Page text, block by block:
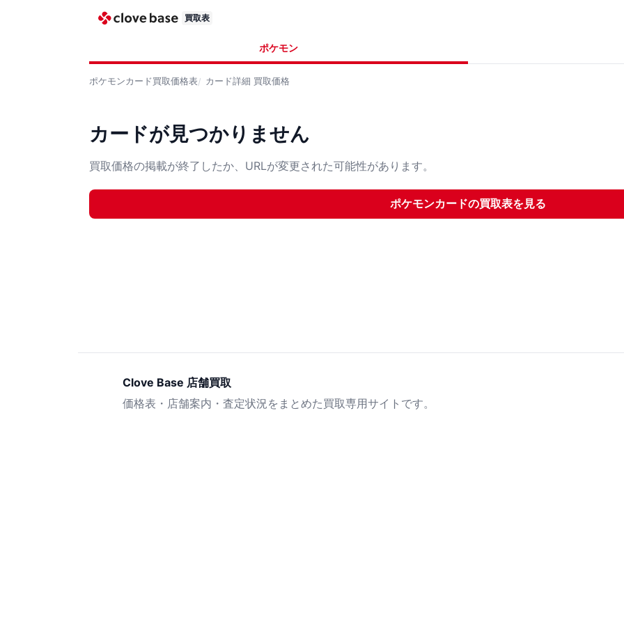
買取表
ポケモン
ポケモンカード買取価格表 カード詳細 買取価格
カードが見つかりません
買取価格の掲載が終了したか、URLが変更された可能性があります。
ポケモンカードの買取表を見る
Clove Base 店舗買取
価格表・店舗案内・査定状況をまとめた買取専用サイトです。